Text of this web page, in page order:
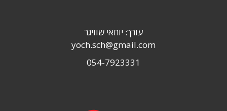
עורך: יוחאי שוויגר
yoch.sch@gmail.com
054-7923331